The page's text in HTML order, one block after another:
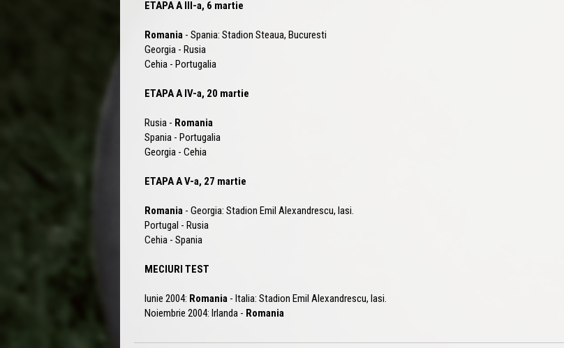
ETAPA A III-a, 6 martie
Romania - Spania: Stadion Steaua, Bucuresti
Georgia - Rusia
Cehia - Portugalia
ETAPA A IV-a, 20 martie
Rusia - Romania
Spania - Portugalia
Georgia - Cehia
ETAPA A V-a, 27 martie
Romania - Georgia: Stadion Emil Alexandrescu, Iasi.
Portugal - Rusia
Cehia - Spania
MECIURI TEST
Iunie 2004: Romania - Italia: Stadion Emil Alexandrescu, Iasi.
Noiembrie 2004: Irlanda - Romania